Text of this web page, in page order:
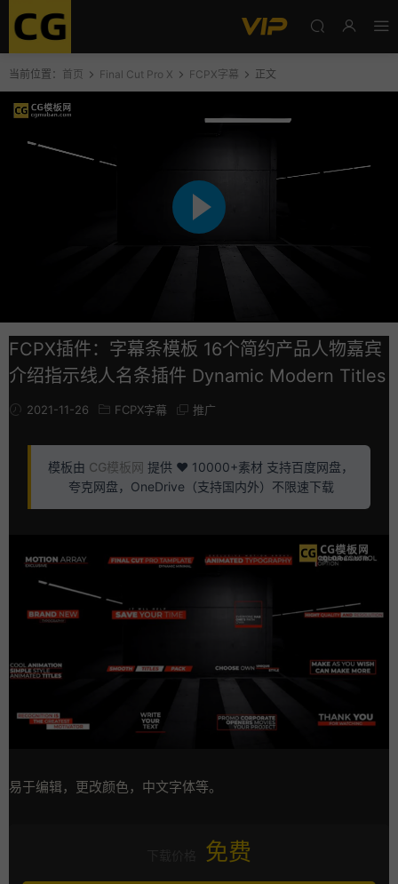
当前位置： 首页 Final Cut Pro X FCPX字幕 正文
FCPX插件：字幕条模板 16个简约产品人物嘉宾
介绍指示线人名条插件 Dynamic Modern Titles
2021-11-26 FCPX字幕 推广
模板由 CG模板网 提供 ❤️ 10000+素材 支持百度网盘，
夸克网盘，OneDrive（支持国内外）不限速下载
易于编辑，更改颜色，中文字体等。
免费